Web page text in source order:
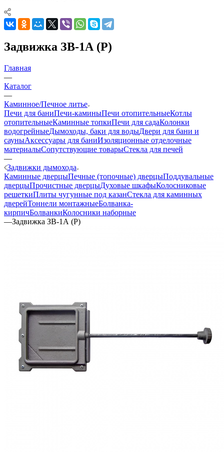
Задвижка ЗВ-1А (Р)
Главная
—
Каталог
—
Каминное/Печное литье
Печи для баниПечи-каминыПечи отопительныеКотлы
отопительныеКаминные топкиПечи для садаКолонки
водогрейныеДымоходы, баки для водыДвери для бани и
сауныАксессуары для баниИзоляционные отделочные
материалыСопутствующие товарыСтекла для печей
—
Задвижки дымохода
Каминные дверцыПечные (топочные) дверцыПоддувальные
дверцыПрочистные дверцыДуховые шкафыКолосниковые
решеткиПлиты чугунные под казанСтекла для каминных
дверейТоннели монтажныеБолванка-
кирпичБолванкиКолосники наборные
—Задвижка ЗВ-1А (Р)